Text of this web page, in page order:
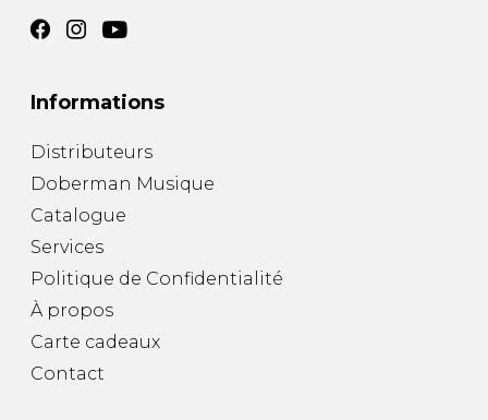
Informations
Distributeurs
Doberman Musique
Catalogue
Services
Politique de Confidentialité
À propos
Carte cadeaux
Contact